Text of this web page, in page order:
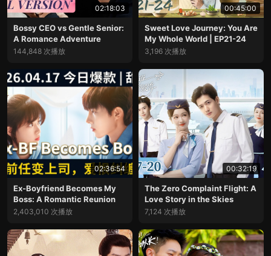
02:18:03
Bossy CEO vs Gentle Senior:
A Romance Adventure
144,848 次播放
00:45:00
Sweet Love Journey: You Are
My Whole World | EP21-24
3,196 次播放
02:36:54
Ex-Boyfriend Becomes My
Boss: A Romantic Reunion
2,403,010 次播放
00:32:19
The Zero Complaint Flight: A
Love Story in the Skies
7,124 次播放